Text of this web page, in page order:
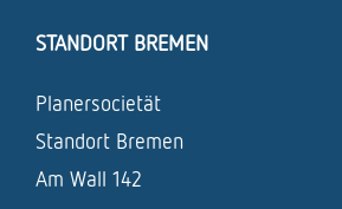
STANDORT BREMEN
Planersocietät
Standort Bremen
Am Wall 142